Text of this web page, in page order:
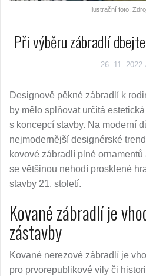
Ilustrační foto.
Při výběru zábradlí
26. 11. 2022
Designově pěkné zábradlí k
by mělo splňovat určitá
s koncepcí stavby. Na moderní
nejmodernější designérské
kovové zábradlí plné
se většinou nehodí prosklené
stavby 21. století.
Kované zábradlí je
zástavby
Kované nerezové zábradlí je
pro prvorepublikové vily či